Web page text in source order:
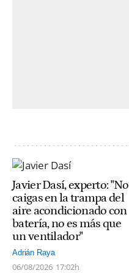
Javier Dasí, experto: "No
caigas en la trampa del
aire acondicionado con
batería, no es más que
un ventilador"
Adrián Raya
06/08/2026 17:02h